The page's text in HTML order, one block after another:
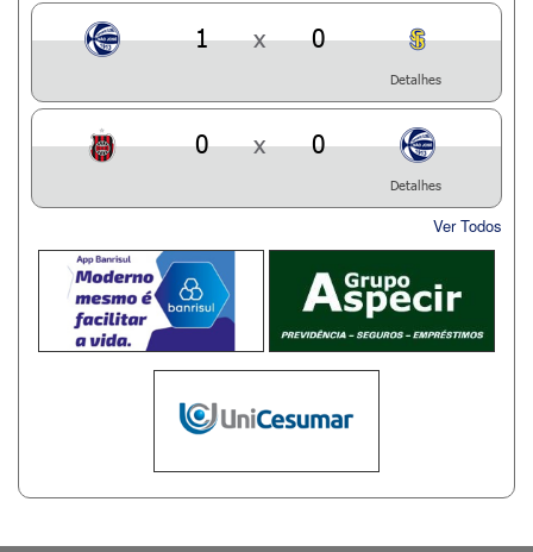
1 x 0
Detalhes
0 x 0
Detalhes
Ver Todos